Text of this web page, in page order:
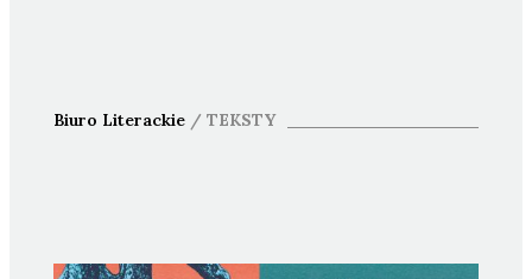
Biuro Literackie/ TEKSTY